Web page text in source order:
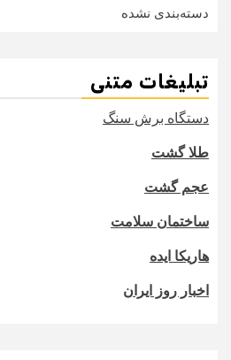
دسته‌بندی نشده
تبلیغات متنی
دستگاه برش سنگ
طلا گشت
عجم گشت
ساختمان سلامت
هاریکا ایده
اخبار روز ایران